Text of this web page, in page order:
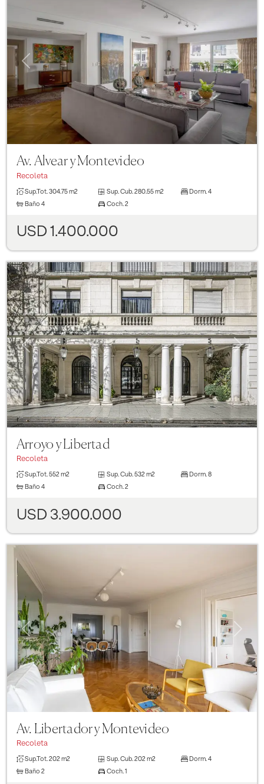
Previous Next
Av. Alvear y Montevideo
Recoleta
Sup.Tot. 304.75 m2 Sup. Cub. 280.55 m2 Dorm. 4
Baño 4 Coch. 2
USD 1.400.000
Previous Next
Arroyo y Libertad
Recoleta
Sup.Tot.552 m2 Sup. Cub. 532 m2 Dorm. 8
Baño 4 Coch. 2
USD 3.900.000
Previous
Av. Libertador y Montevideo
Recoleta
Sup.Tot.202 m2 Sup. Cub. 202 m2 Dorm. 4
Baño 2 Coch. 1